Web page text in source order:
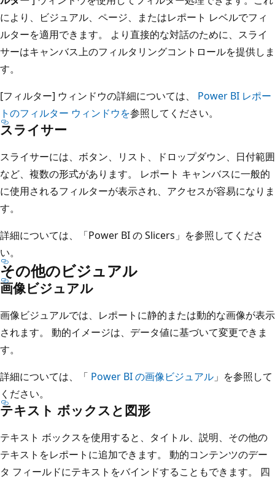
により、ビジュアル、ページ、またはレポート レベルでフィ
ルターを適用できます。 より直接的な対話のために、スライ
サーはキャンバス上のフィルタリングコントロールを提供しま
す。
[フィルター] ウィンドウの詳細については、 Power BI レポー
トのフィルター ウィンドウを参照してください。
スライサー
スライサーには、ボタン、リスト、ドロップダウン、日付範囲
など、複数の形式があります。 レポート キャンバスに一般的
に使用されるフィルターが表示され、アクセスが容易になりま
す。
詳細については、「Power BI のSlicers」を参照してくださ
い。
その他のビジュアル
画像ビジュアル
画像ビジュアルでは、レポートに静的または動的な画像が表示
されます。 動的イメージは、データ値に基づいて変更できま
す。
詳細については、「 Power BI の画像ビジュアル 」を参照して
ください。
テキスト ボックスと図形
テキスト ボックスを使用すると、タイトル、説明、その他の
テキストをレポートに追加できます。 動的コンテンツのデー
タ フィールドにテキストをバインドすることもできます。 四